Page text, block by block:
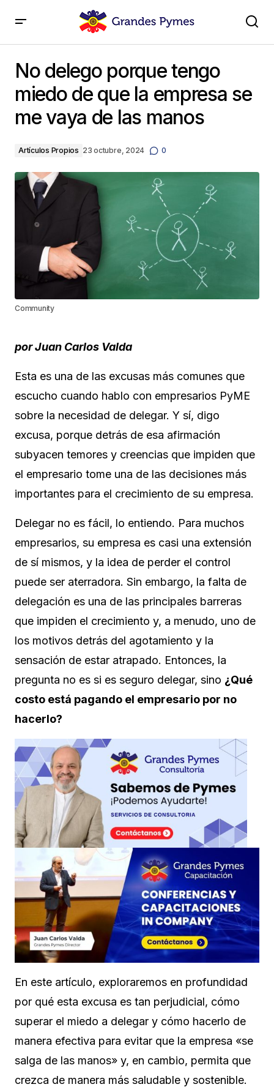
me vaya de las manos
No delego porque tengo
miedo de que la empresa se
me vaya de las manos
Artículos Propios 23 octubre, 2024 0
Community
por Juan Carlos Valda
Esta es una de las excusas más comunes que
escucho cuando hablo con empresarios PyME
sobre la necesidad de delegar. Y sí, digo
excusa, porque detrás de esa afirmación
subyacen temores y creencias que impiden que
el empresario tome una de las decisiones más
importantes para el crecimiento de su empresa.
Delegar no es fácil, lo entiendo. Para muchos
empresarios, su empresa es casi una extensión
de sí mismos, y la idea de perder el control
puede ser aterradora. Sin embargo, la falta de
delegación es una de las principales barreras
que impiden el crecimiento y, a menudo, uno de
los motivos detrás del agotamiento y la
sensación de estar atrapado. Entonces, la
pregunta no es si es seguro delegar, sino ¿Qué
costo está pagando el empresario por no
hacerlo?
En este artículo, exploraremos en profundidad
por qué esta excusa es tan perjudicial, cómo
superar el miedo a delegar y cómo hacerlo de
manera efectiva para evitar que la empresa «se
salga de las manos» y, en cambio, permita que
crezca de manera más saludable y sostenible.